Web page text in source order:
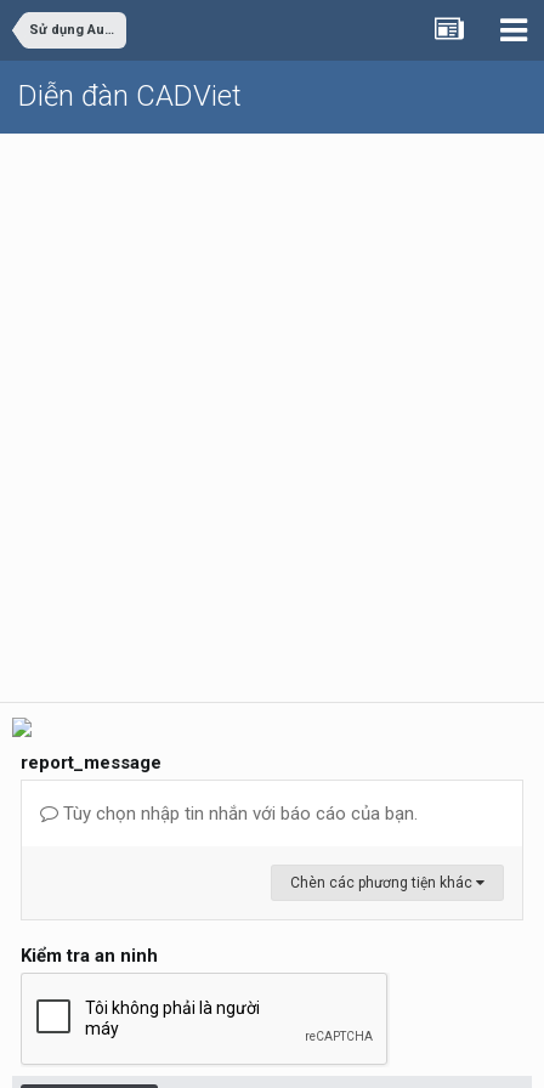
Sử dụng AutoCAD
Diễn đàn CADViet
report_message
Tùy chọn nhập tin nhắn với báo cáo của bạn.
Chèn các phương tiện khác
Kiểm tra an ninh